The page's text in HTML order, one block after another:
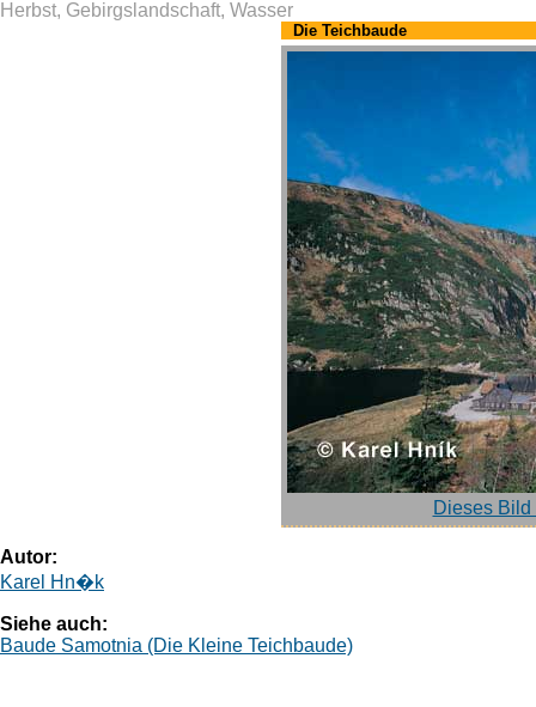
Herbst, Gebirgslandschaft, Wasser
Die Teichbaude
Dieses Bild
Autor:
Karel Hn�k
Siehe auch:
Baude Samotnia (Die Kleine Teichbaude)